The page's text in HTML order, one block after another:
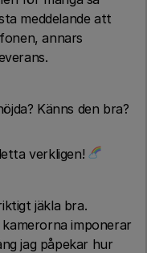
meddelande att
annars
Känns den bra?
verkligen!
jäkla bra.
imponerar
jag påpekar hur